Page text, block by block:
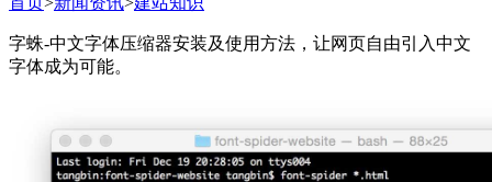
字蛛-中文字体压缩器安装及使用方法，让网页自由引入中文
字体成为可能。